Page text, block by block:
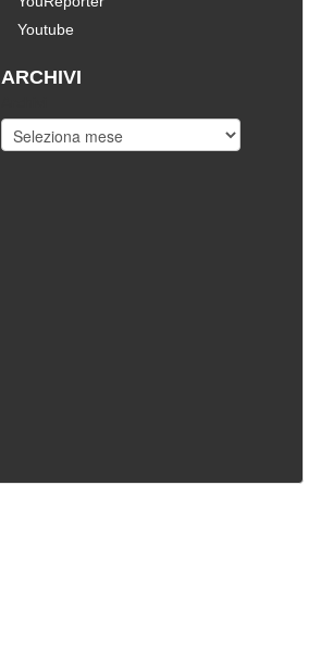
Youtube
ARCHIVI